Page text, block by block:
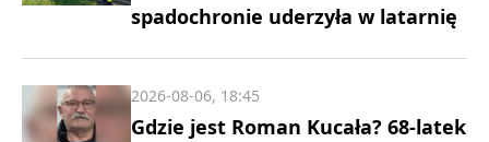
spadochronie uderzyła w latarnię
Gdzie jest Roman Kucała? 68-latek
2026-08-06, 18:45